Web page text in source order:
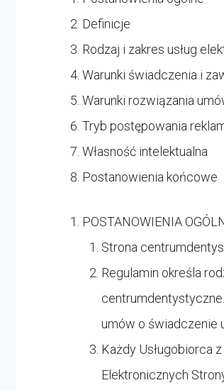
Definicje
Rodzaj i zakres usług
Warunki świadczenia i
Warunki rozwiązania
Tryb postępowania
Własność intelektualna
Postanowienia końcowe
POSTANOWIENIA
Strona
Regulamin określa
umów o świadczenie
Każdy Usługobiorca
Elektronicznych